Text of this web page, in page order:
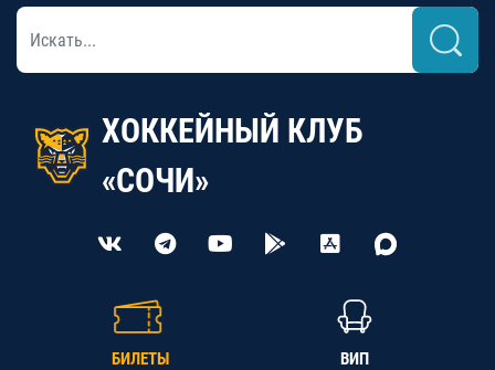
ХОККЕЙНЫЙ КЛУБ
«СОЧИ»
БИЛЕТЫ ВИП